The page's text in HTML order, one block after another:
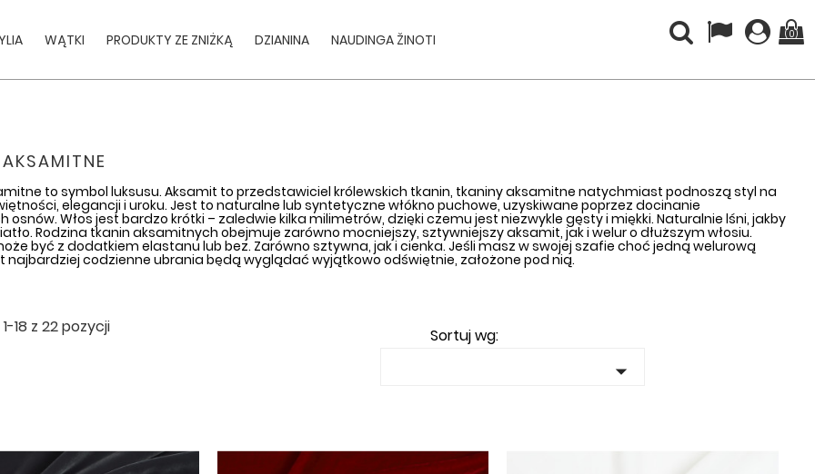
WĄTKI PRODUKTY ZE ZNIŻKĄ DZIANINA NAUDINGA ŽINOTI (0)
to symbol luksusu. Aksamit to przedstawiciel królewskich tkanin, tkaniny aksamitne natychmiast podnoszą styl na
elegancji i uroku. Jest to naturalne lub syntetyczne włókno puchowe, uzyskiwane poprzez docinanie
osnów. Włos jest bardzo krótki – zaledwie kilka milimetrów, dzięki czemu jest niezwykle gęsty i miękki. Naturalnie lśni, jakby
Rodzina tkanin aksamitnych obejmuje zarówno mocniejszy, sztywniejszy aksamit, jak i welur o dłuższym włosiu.
być z dodatkiem elastanu lub bez. Zarówno sztywna, jak i cienka. Jeśli masz w swojej szafie choć jedną welurową
najbardziej codzienne ubrania będą wyglądać wyjątkowo odświętnie, założone pod nią.
18 z 22 pozycji Sortuj wg:
